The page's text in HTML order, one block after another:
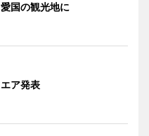
国の観光地に
エア発表